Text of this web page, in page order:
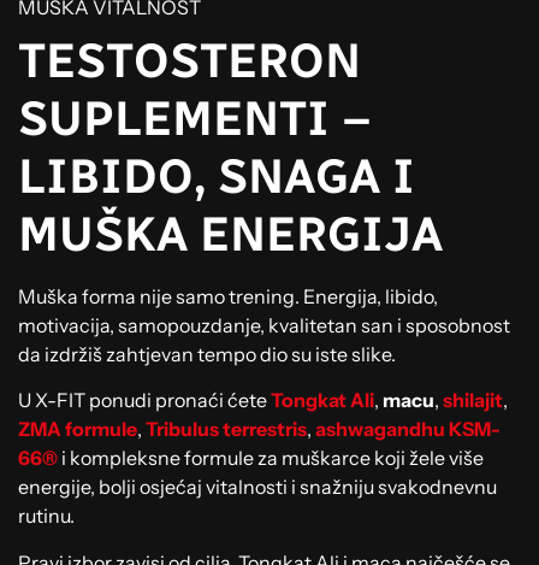
MUŠKA VITALNOST
TESTOSTERON
SUPLEMENTI –
LIBIDO, SNAGA I
MUŠKA ENERGIJA
Muška forma nije samo trening. Energija, libido,
motivacija, samopouzdanje, kvalitetan san i sposobnost
da izdržiš zahtjevan tempo dio su iste slike.
U X-FIT ponudi pronaći ćeteTongkat Ali, macu, shilajit,
ZMA formule, Tribulus terrestris, ashwagandhu KSM-
66® i kompleksne formule za muškarce koji žele više
energije, bolji osjećaj vitalnosti i snažniju svakodnevnu
rutinu.